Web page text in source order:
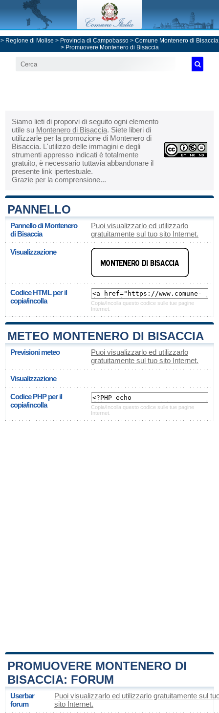
> Regione di Molise > Provincia di Campobasso > Comune Montenero di Bisaccia
> Promuovere Montenero di Bisaccia
Siamo lieti di proporvi di seguito ogni elemento
utile su Montenero di Bisaccia. Siete liberi di
utilizzarle per la promozione di Montenero di
Bisaccia. L'utilizzo delle immagini e degli
strumenti appresso indicati è totalmente
gratuito, è necessario tuttavia abbandonare il
presente link ipertestuale.
Grazie per la comprensione...
PANNELLO
Pannello di Montenero
di Bisaccia
Puoi visualizzarlo ed utilizzarlo
gratuitamente sul tuo sito Internet.
Visualizzazione
Codice HTML per il
copia/incolla
Copia/Incolla questo codice sulle tue pagine
Internet.
METEO MONTENERO DI BISACCIA
Previsioni meteo
Puoi visualizzarlo ed utilizzarlo
gratuitamente sul tuo sito Internet.
Visualizzazione
Codice PHP per il
copia/incolla
Copia/Incolla questo codice sulle tue pagine
Internet.
PROMUOVERE MONTENERO DI
BISACCIA: FORUM
Userbar
forum
Puoi visualizzarlo ed utilizzarlo gratuitamente sul
sito Internet.